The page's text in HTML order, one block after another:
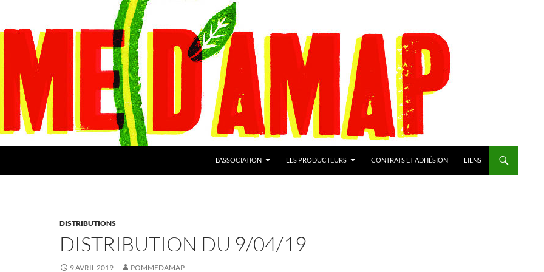
L’ASSOCIATION LES PRODUCTEURS CONTRATS ET ADHÉSION LIENS
DISTRIBUTIONS
DISTRIBUTION DU 9/04/19
9 AVRIL 2019 POMMEDAMAP